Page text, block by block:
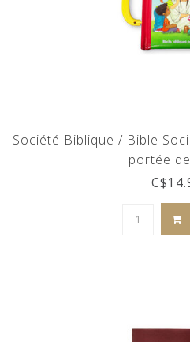
Société Biblique / Bible
portée